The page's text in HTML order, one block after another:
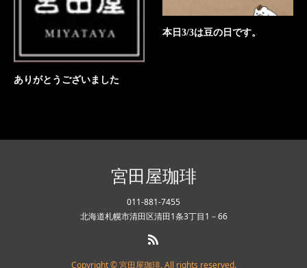
ありがとうございました
本日3/3は豆の日です。
宮田屋珈琲
011-881-7455
北海道札幌市清田区清田1条3丁目1－66
Copyright © 宮田屋珈琲. All rights reserved.